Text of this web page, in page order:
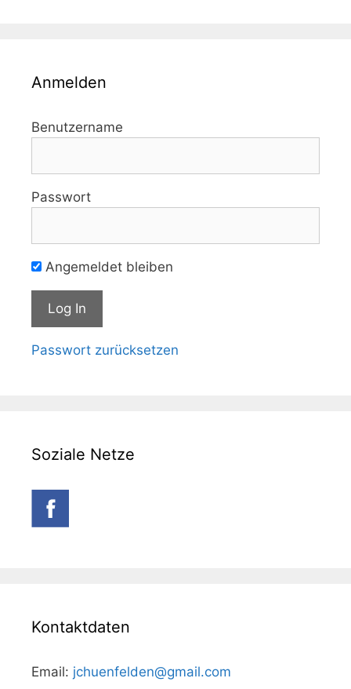
Anmelden
Benutzername
Passwort
Angemeldet bleiben
Passwort zurücksetzen
Soziale Netze
Kontaktdaten
Email: jchuenfelden@gmail.com